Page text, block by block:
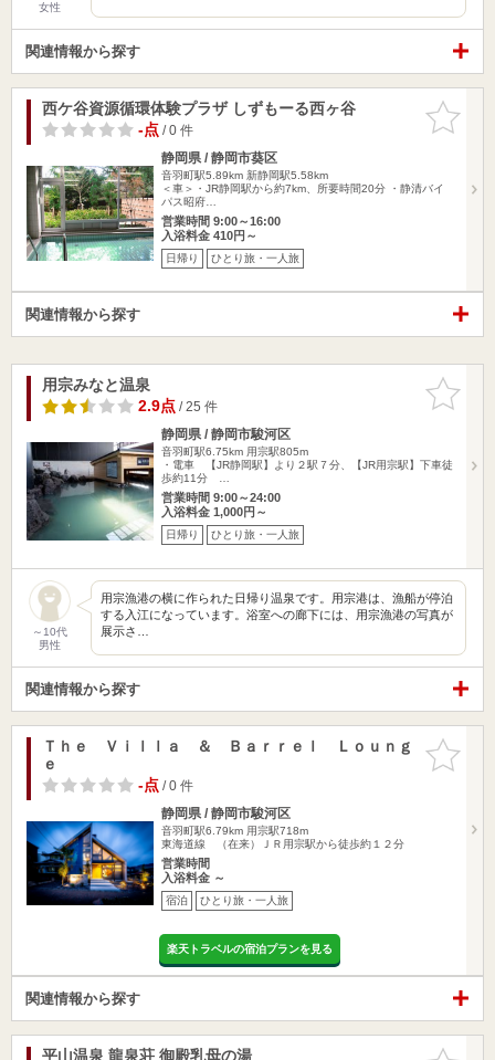
女性
関連情報から探す
お気に入
りに追加
西ケ谷資源循環体験プラザ しずもーる西ヶ谷
-点/ 0 件
静岡県 / 静岡市葵区
音羽町駅5.89km 新静岡駅5.58km
＜車＞・JR静岡駅から約7km、所要時間20分 ・静清バイ
パス昭府…
営業時間 9:00～16:00
入浴料金 410円～
日帰り ひとり旅・一人旅
関連情報から探す
お気に入
りに追加
用宗みなと温泉
2.9点/ 25 件
静岡県 / 静岡市駿河区
音羽町駅6.75km 用宗駅805m
・電車 【JR静岡駅】より２駅７分、【JR用宗駅】下車徒
歩約11分 …
営業時間 9:00～24:00
入浴料金 1,000円～
日帰り ひとり旅・一人旅
～10代
男性
用宗漁港の横に作られた日帰り温泉です。用宗港は、漁船が停泊
する入江になっています。浴室への廊下には、用宗漁港の写真が
展示さ…
関連情報から探す
お気に入
りに追加
Ｔｈｅ Ｖｉｌｌａ ＆ Ｂａｒｒｅｌ Ｌｏｕｎｇ
ｅ
-点/ 0 件
静岡県 / 静岡市駿河区
音羽町駅6.79km 用宗駅718m
東海道線 （在来）ＪＲ用宗駅から徒歩約１２分
営業時間
入浴料金 ～
宿泊 ひとり旅・一人旅
楽天トラベルの宿泊プランを見る
関連情報から探す
お気に入
平山温泉 龍泉荘 御殿乳母の湯